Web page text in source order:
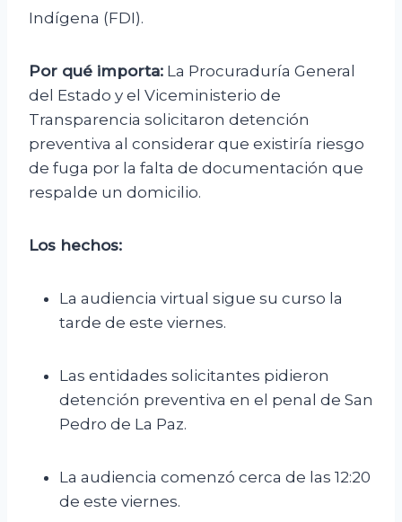
Indígena (FDI).
Por qué importa: La Procuraduría General
del Estado y el Viceministerio de
Transparencia solicitaron detención
preventiva al considerar que existiría riesgo
de fuga por la falta de documentación que
respalde un domicilio.
Los hechos:
La audiencia virtual sigue su curso la
tarde de este viernes.
Las entidades solicitantes pidieron
detención preventiva en el penal de San
Pedro de La Paz.
La audiencia comenzó cerca de las 12:20
de este viernes.